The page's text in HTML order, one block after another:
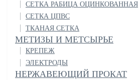
СЕТКА РАБИЦА ОЦИНКОВАННАЯ
СЕТКА ЦПВС
ТКАНАЯ СЕТКА
МЕТИЗЫ И МЕТСЫРЬЕ
КРЕПЕЖ
ЭЛЕКТРОДЫ
НЕРЖАВЕЮЩИЙ ПРОКАТ